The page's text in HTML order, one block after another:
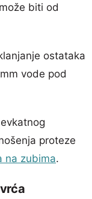
biti od
ostataka
vode pod
proteze
na zubima.